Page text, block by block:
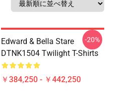
Edward & Bella Stare
DTNK1504 Twilight T-Shirts
￥384,250 - ￥442,250
-20%